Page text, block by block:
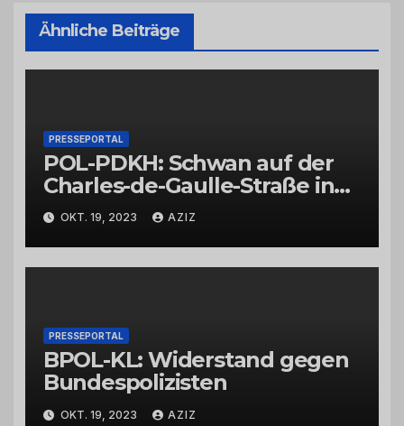
Ähnliche Beiträge
PRESSEPORTAL
POL-PDKH: Schwan auf der
Charles-de-Gaulle-Straße in
Bad Kreuznach beeinflusst
Feierabendverkehr
OKT. 19, 2023 AZIZ
PRESSEPORTAL
BPOL-KL: Widerstand gegen
Bundespolizisten
OKT. 19, 2023 AZIZ